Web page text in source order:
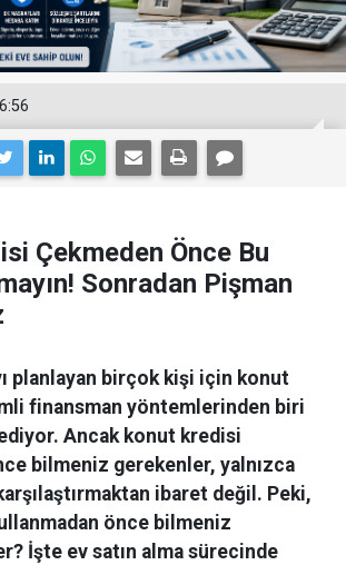
Çekmeden Önce Bu
Sonradan Pişman
planlayan birçok kişi için konut
finansman yöntemlerinden biri
Ancak konut kredisi
bilmeniz gerekenler, yalnızca
ibaret değil. Peki,
önce bilmeniz
İşte ev satın alma sürecinde